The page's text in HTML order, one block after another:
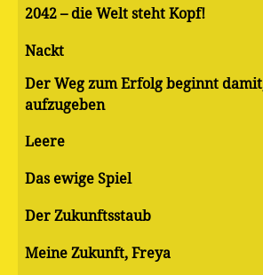
2042 – die Welt steht Kopf!
Nackt
Der Weg zum Erfolg beginnt
aufzugeben
Leere
Das ewige Spiel
Der Zukunftsstaub
Meine Zukunft, Freya